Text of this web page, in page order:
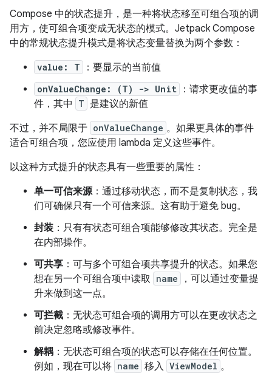
Compose 中的状态提升，是一种将状态移至可组合项的调
用方，使可组合项变成无状态的模式。Jetpack Compose
中的常规状态提升模式是将状态变量替换为两个参数：
value: T ：要显示的当前值
onValueChange: (T) -> Unit
：请求更改值的事
件，其中
T 是建议的新值
不过，并不局限于 onValueChange 。如果更具体的事件
适合可组合项，您应使用 lambda 定义这些事件。
以这种方式提升的状态具有一些重要的属性：
单一可信来源：通过移动状态，而不是复制状态，我
们可确保只有一个可信来源。这有助于避免 bug。
封装 ：只有有状态可组合项能够修改其状态。完全是
在内部操作。
可共享 ：可与多个可组合项共享提升的状态。如果您
想在另一个可组合项中读取 name
，可以通过变量提
升来做到这一点。
可拦截 ：无状态可组合项的调用方可以在更改状态之
前决定忽略或修改事件。
解耦 ：无状态可组合项的状态可以存储在任何位置。
例如，现在可以将 name 移入 ViewModel 。